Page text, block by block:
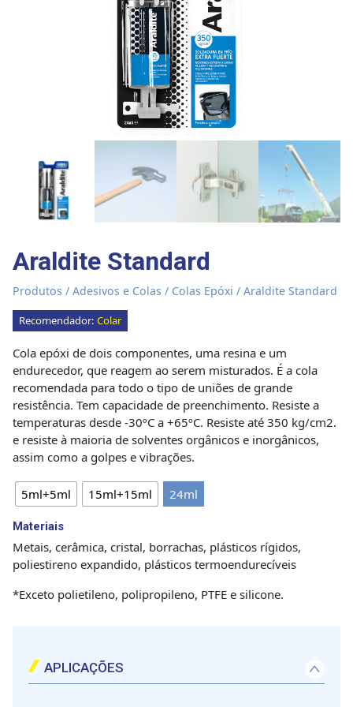
Araldite Standard
Produtos / Adesivos e Colas / Colas Epóxi / Araldite Standard
Recomendador: Colar
Cola epóxi de dois componentes, uma resina e um
endurecedor, que reagem ao serem misturados. É a cola
recomendada para todo o tipo de uniões de grande
resistência. Tem capacidade de preenchimento. Resiste a
temperaturas desde -30ºC a +65ºC. Resiste até 350 kg/cm2.
e resiste à maioria de solventes orgânicos e inorgânicos,
assim como a golpes e vibrações.
5ml+5ml 15ml+15ml 24ml
Materiais
Metais, cerâmica, cristal, borrachas, plásticos rígidos,
poliestireno expandido, plásticos termoendurecíveis
*Exceto polietileno, polipropileno, PTFE e silicone.
APLICAÇÕES